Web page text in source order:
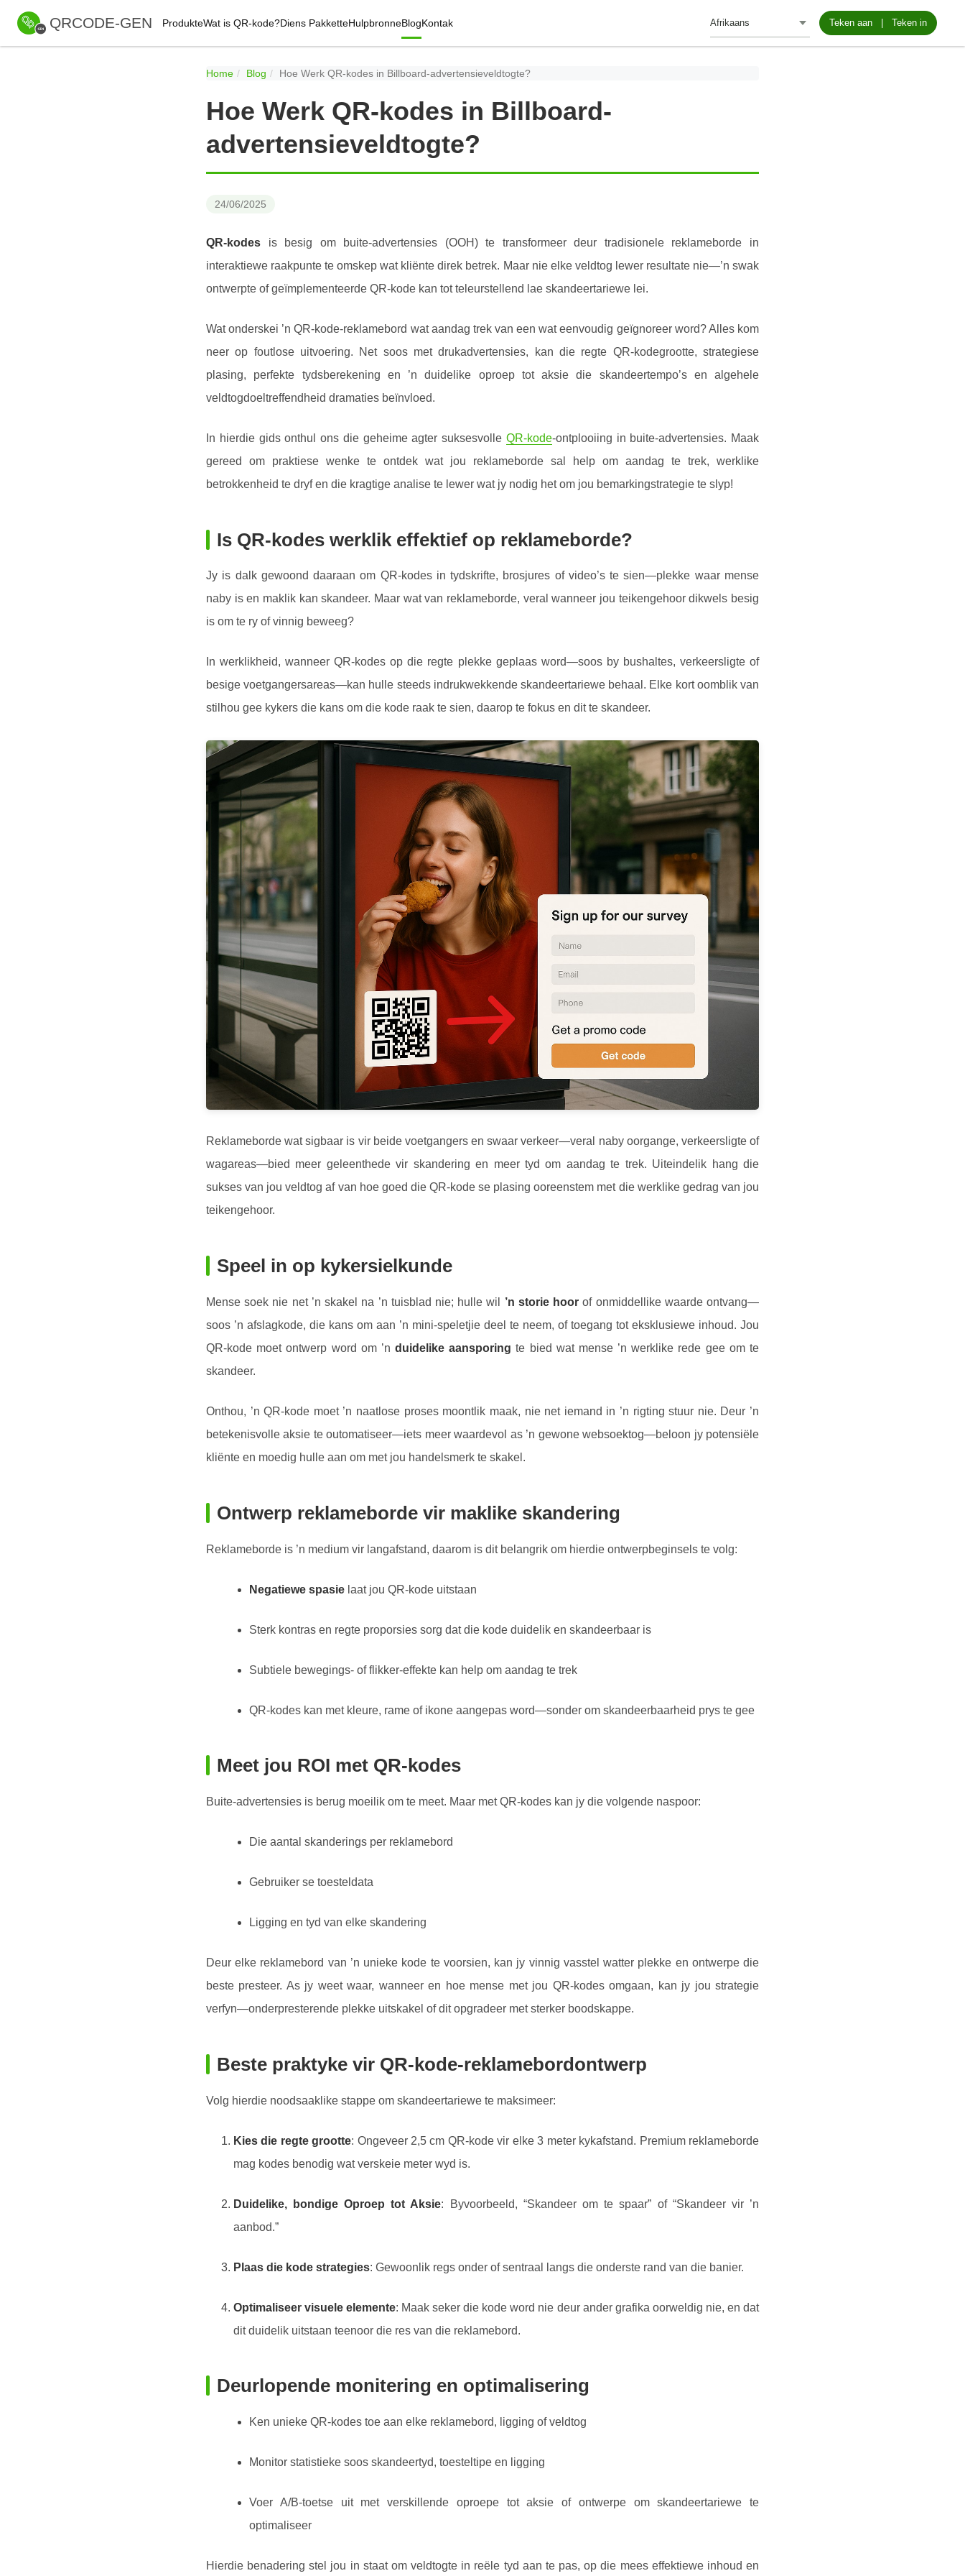
QRCODE-GEN ProdukteWat is QR-kode?Diens PakketteHulpbronneBlogKontak Teken aan Teken in
Home Blog Hoe Werk QR-kodes in Billboard-advertensieveldtogte?
Hoe Werk QR-kodes in Billboard-
advertensieveldtogte?
24/06/2025
QR-kodes is besig om buite-advertensies (OOH) te transformeer deur tradisionele reklameborde in
interaktiewe raakpunte te omskep wat kliënte direk betrek. Maar nie elke veldtog lewer resultate nie—’n swak
ontwerpte of geïmplementeerde QR-kode kan tot teleurstellend lae skandeertariewe lei.
Wat onderskei ’n QR-kode-reklamebord wat aandag trek van een wat eenvoudig geïgnoreer word? Alles kom
neer op foutlose uitvoering. Net soos met drukadvertensies, kan die regte QR-kodegrootte, strategiese
plasing, perfekte tydsberekening en ’n duidelike oproep tot aksie die skandeertempo’s en algehele
veldtogdoeltreffendheid dramaties beïnvloed.
In hierdie gids onthul ons die geheime agter suksesvolle QR-kode-ontplooiing in buite-advertensies. Maak
gereed om praktiese wenke te ontdek wat jou reklameborde sal help om aandag te trek, werklike
betrokkenheid te dryf en die kragtige analise te lewer wat jy nodig het om jou bemarkingstrategie te slyp!
Is QR-kodes werklik effektief op reklameborde?
Jy is dalk gewoond daaraan om QR-kodes in tydskrifte, brosjures of video’s te sien—plekke waar mense
naby is en maklik kan skandeer. Maar wat van reklameborde, veral wanneer jou teikengehoor dikwels besig
is om te ry of vinnig beweeg?
In werklikheid, wanneer QR-kodes op die regte plekke geplaas word—soos by bushaltes, verkeersligte of
besige voetgangersareas—kan hulle steeds indrukwekkende skandeertariewe behaal. Elke kort oomblik van
stilhou gee kykers die kans om die kode raak te sien, daarop te fokus en dit te skandeer.
Reklameborde wat sigbaar is vir beide voetgangers en swaar verkeer—veral naby oorgange, verkeersligte of
wagareas—bied meer geleenthede vir skandering en meer tyd om aandag te trek. Uiteindelik hang die
sukses van jou veldtog af van hoe goed die QR-kode se plasing ooreenstem met die werklike gedrag van jou
teikengehoor.
Speel in op kykersielkunde
Mense soek nie net ’n skakel na ’n tuisblad nie; hulle wil ’n storie hoor of onmiddellike waarde ontvang—
soos ’n afslagkode, die kans om aan ’n mini-speletjie deel te neem, of toegang tot eksklusiewe inhoud. Jou
QR-kode moet ontwerp word om ’nduidelike aansporing te bied wat mense ’n werklike rede gee om te
skandeer.
Onthou, ’n QR-kode moet ’n naatlose proses moontlik maak, nie net iemand in ’n rigting stuur nie. Deur ’n
betekenisvolle aksie te outomatiseer—iets meer waardevol as ’n gewone websoektog—beloon jy potensiële
kliënte en moedig hulle aan om met jou handelsmerk te skakel.
Ontwerp reklameborde vir maklike skandering
Reklameborde is ’n medium vir langafstand, daarom is dit belangrik om hierdie ontwerpbeginsels te volg:
Negatiewe spasie laat jou QR-kode uitstaan
Sterk kontras en regte proporsies sorg dat die kode duidelik en skandeerbaar is
Subtiele bewegings- of flikker-effekte kan help om aandag te trek
QR-kodes kan met kleure, rame of ikone aangepas word—sonder om skandeerbaarheid prys te gee
Meet jou ROI met QR-kodes
Buite-advertensies is berug moeilik om te meet. Maar met QR-kodes kan jy die volgende naspoor:
Die aantal skanderings per reklamebord
Gebruiker se toesteldata
Ligging en tyd van elke skandering
Deur elke reklamebord van ’n unieke kode te voorsien, kan jy vinnig vasstel watter plekke en ontwerpe die
beste presteer. As jy weet waar, wanneer en hoe mense met jou QR-kodes omgaan, kan jy jou strategie
verfyn—onderpresterende plekke uitskakel of dit opgradeer met sterker boodskappe.
Beste praktyke vir QR-kode-reklamebordontwerp
Volg hierdie noodsaaklike stappe om skandeertariewe te maksimeer:
Kies die regte grootte: Ongeveer 2,5 cm QR-kode vir elke 3 meter kykafstand. Premium reklameborde
mag kodes benodig wat verskeie meter wyd is.
Duidelike, bondige Oproep tot Aksie: Byvoorbeeld, “Skandeer om te spaar” of “Skandeer vir ’n
aanbod.”
Plaas die kode strategies: Gewoonlik regs onder of sentraal langs die onderste rand van die banier.
Optimaliseer visuele elemente: Maak seker die kode word nie deur ander grafika oorweldig nie, en dat
dit duidelik uitstaan teenoor die res van die reklamebord.
Deurlopende monitering en optimalisering
Ken unieke QR-kodes toe aan elke reklamebord, ligging of veldtog
Monitor statistieke soos skandeertyd, toesteltipe en ligging
Voer A/B-toetse uit met verskillende oproepe tot aksie of ontwerpe om skandeertariewe te
optimaliseer
Hierdie benadering stel jou in staat om veldtogte in reële tyd aan te pas, op die mees effektiewe inhoud en